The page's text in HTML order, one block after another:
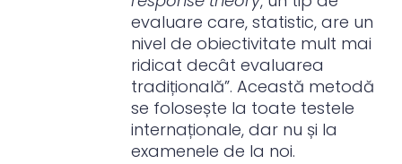
evaluare care, statistic, are un
nivel de obiectivitate mult mai
ridicat decât evaluarea
tradițională”. Această metodă
se folosește la toate testele
internaționale, dar nu și la
examenele de la noi.